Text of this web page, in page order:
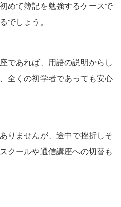
めて簿記を勉強するケースで
でしょう。
であれば、用語の説明からし
全くの初学者であっても安心
りませんが、途中で挫折しそ
クールや通信講座への切替も